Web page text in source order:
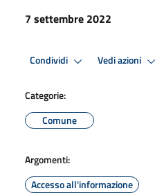
7 settembre 2022
Condividi Vedi azioni
Categorie:
Comune
Argomenti:
Accesso all'informazione